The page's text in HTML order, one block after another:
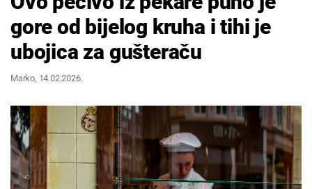
gore od bijelog kruha i tihi je
ubojica za gušteraču
Marko, 14.02.2026.